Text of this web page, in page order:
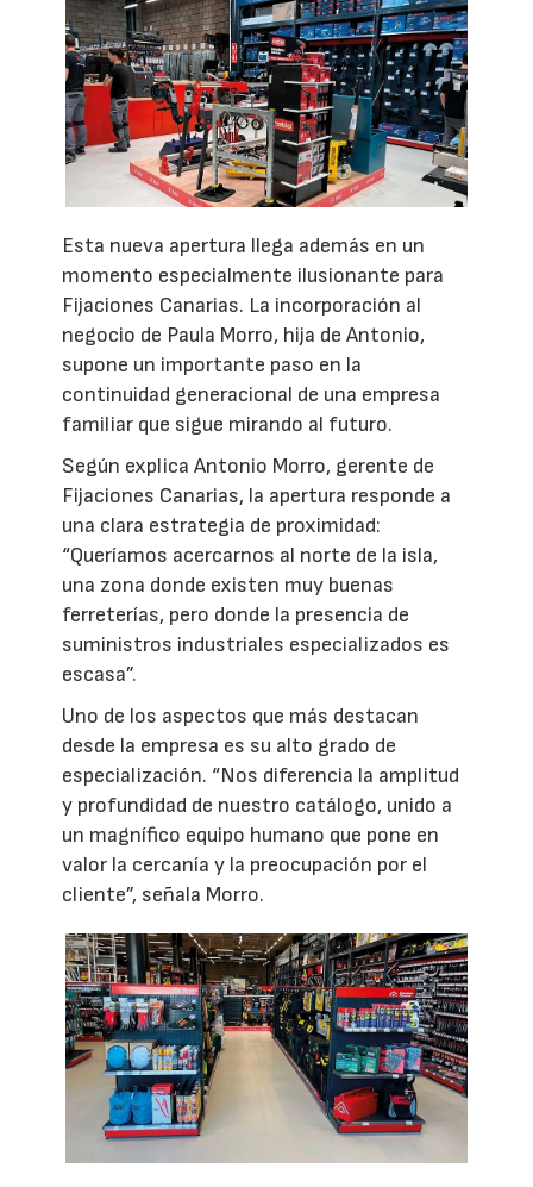
Esta nueva apertura llega además en un
momento especialmente ilusionante para
Fijaciones Canarias. La incorporación al
negocio de Paula Morro, hija de Antonio,
supone un importante paso en la
continuidad generacional de una empresa
familiar que sigue mirando al futuro.
Según explica Antonio Morro, gerente de
Fijaciones Canarias, la apertura responde a
una clara estrategia de proximidad:
“Queríamos acercarnos al norte de la isla,
una zona donde existen muy buenas
ferreterías, pero donde la presencia de
suministros industriales especializados es
escasa”.
Uno de los aspectos que más destacan
desde la empresa es su alto grado de
especialización. “Nos diferencia la amplitud
y profundidad de nuestro catálogo, unido a
un magnífico equipo humano que pone en
valor la cercanía y la preocupación por el
cliente”, señala Morro.